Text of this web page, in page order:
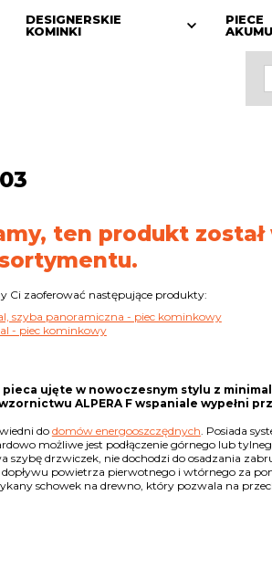
DESIGNERSKIE
KOMINKI
PIECE
ten produkt
Ci zaoferować następujące produkty:
szyba panoramiczna - piec kominkowy
- piec kominkowy
ujęte w nowoczesnym stylu z
ALPERA F wspaniale wypełni
dodomów energooszczędnych. Posiada
możliwe jest podłączenie górnego lub
szybę drzwiczek, nie dochodzi do osadzania
powietrza pierwotnego i wtórnego za
schowek na drewno, który pozwala na